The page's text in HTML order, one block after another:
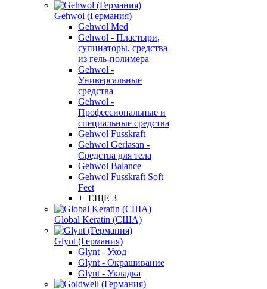
Gehwol (Германия)
Gehwol Med
Gehwol - Пластыри,
супинаторы, средства
из гель-полимера
Gehwol -
Универсальные
средства
Gehwol -
Профессиональные и
специальные средства
Gehwol Fusskraft
Gehwol Gerlasan -
Средства для тела
Gehwol Balance
Gehwol Fusskraft Soft
Feet
+ ЕЩЕ 3
Global Keratin (США)
Glynt (Германия)
Glynt - Уход
Glynt - Окрашивание
Glynt - Укладка